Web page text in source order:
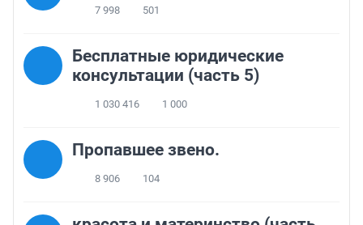
7 998 501
Бесплатные юридические
консультации (часть 5)
1 030 416 1 000
Пропавшее звено.
8 906 104